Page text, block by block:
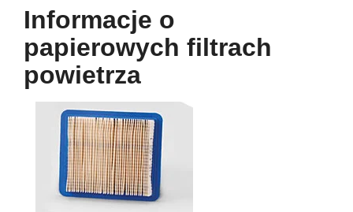
Informacje o
papierowych filtrach
powietrza